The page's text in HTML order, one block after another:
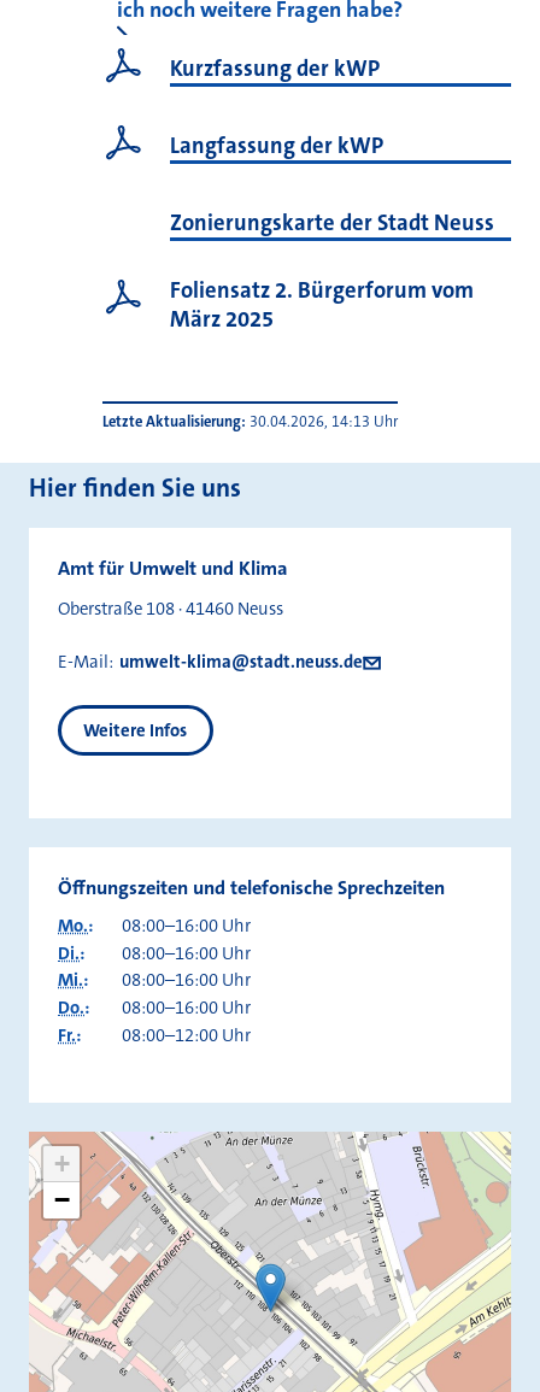
ich noch weitere Fragen habe?
Kurzfassung der kWP
Langfassung der kWP
Zonierungskarte der Stadt Neuss
Foliensatz 2. Bürgerforum vom
März 2025
Letzte Aktualisierung 30.04.2026, 14:13 Uhr
Hier finden Sie uns
Amt für Umwelt und Klima
Oberstraße 108 · 41460 Neuss
E-Mail: umwelt-klima@stadt.neuss.de
Weitere Infos
Öffnungszeiten und telefonische Sprechzeiten
Mo.:
08:00–16:00 Uhr
Di.:
08:00–16:00 Uhr
Mi.:
08:00–16:00 Uhr
Do.:
08:00–16:00 Uhr
Fr.: 08:00–12:00 Uhr
+
−